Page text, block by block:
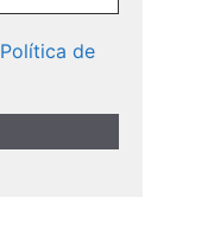
Política de